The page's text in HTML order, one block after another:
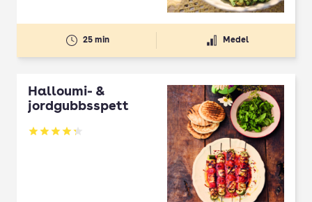
25 min Medel
Halloumi- &
jordgubbsspett
Betyg: 4.3 av 5